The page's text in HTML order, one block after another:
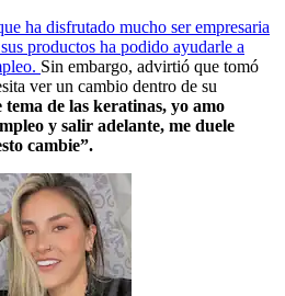
ha disfrutado mucho ser empresaria
productos ha podido ayudarle a
Sin embargo, advirtió que tomó
ver un cambio dentro de su
tema de las keratinas, yo amo
y salir adelante, me duele
cambie”.